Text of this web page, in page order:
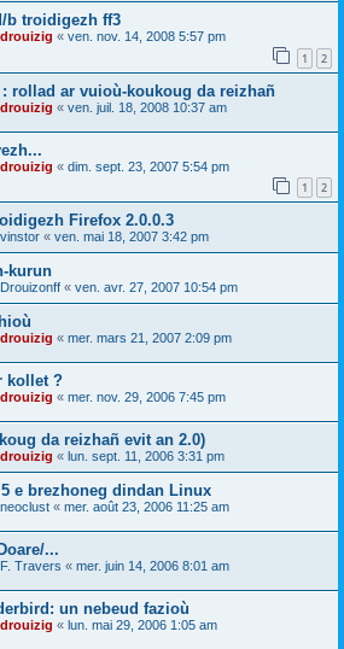
b troidigezh ff3
drouizig « ven. nov. 14, 2008 5:57 pm
1 2
rollad ar vuioù-koukoug da reizhañ
drouizig « ven. juil. 18, 2008 10:37 am
drouizig « dim. sept. 23, 2007 5:54 pm
1 2
Firefox 2.0.0.3
vinstor « ven. mai 18, 2007 3:42 pm
kurun
Drouizonff « ven. avr. 27, 2007 10:54 pm
drouizig « mer. mars 21, 2007 2:09 pm
kollet ?
drouizig « mer. nov. 29, 2006 7:45 pm
da reizhañ evit an 2.0)
drouizig « lun. sept. 11, 2006 3:31 pm
e brezhoneg dindan Linux
neoclust « mer. août 23, 2006 11:25 am
...
F. Travers « mer. juin 14, 2006 8:01 am
un nebeud fazioù
drouizig « lun. mai 29, 2006 1:05 am